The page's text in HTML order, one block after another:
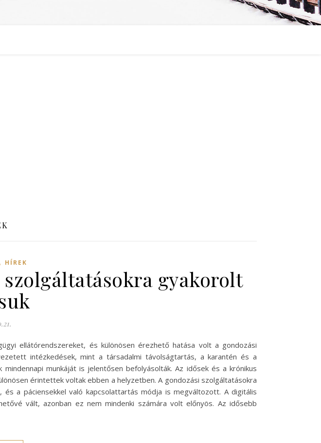
, HÍREK
gyakorolt
ellátórendszereket, és különösen érezhető hatása volt a gondozási
intézkedések, mint a társadalmi távolságtartás, a karantén és a
munkáját is jelentősen befolyásolták. Az idősek és a krónikus
érintettek voltak ebben a helyzetben. A gondozási szolgáltatásokra
a páciensekkel való kapcsolattartás módja is megváltozott. A digitális
vált, azonban ez nem mindenki számára volt előnyös. Az idősebb